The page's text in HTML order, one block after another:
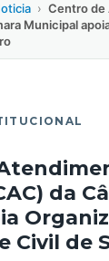
› Centro de
Municipal
da
Civil de